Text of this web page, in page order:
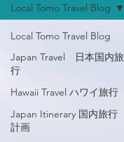
Local Tomo Travel Blog
Japan Travel 日本国内旅
行
Hawaii Travel ハワイ旅行
Japan Itinerary 国内旅行
計画
Local Tomo Travel Blog